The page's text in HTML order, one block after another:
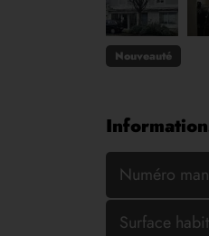
Nouveauté
Numéro
Surface